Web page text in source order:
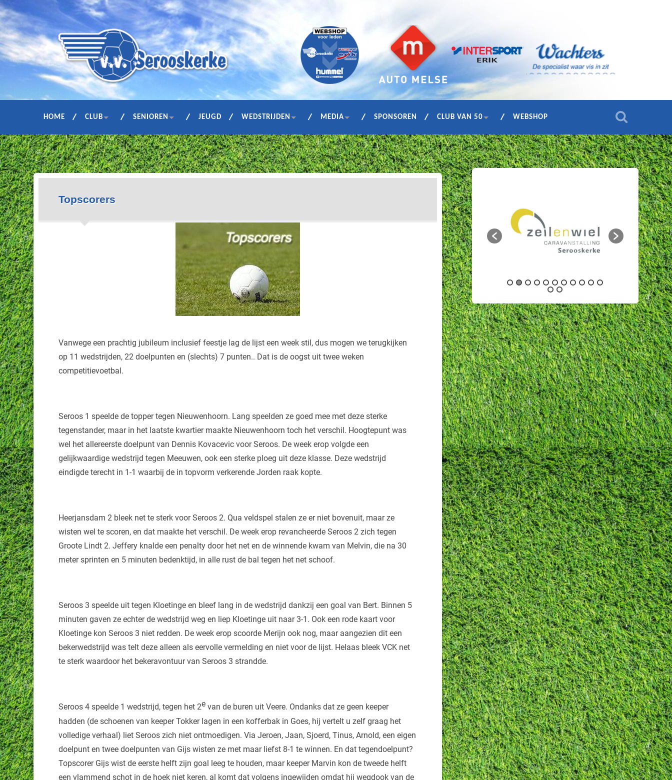
HOME CLUB SENIOREN JEUGD WEDSTRIJDEN MEDIA SPONSOREN CLUB VAN 50 WEBSHOP
Topscorers
Vanwege een prachtig jubileum inclusief feestje lag de lijst een week stil, dus mogen we terugkijken
op 11 wedstrijden, 22 doelpunten en (slechts) 7 punten.. Dat is de oogst uit twee weken
competitievoetbal.
Seroos 1 speelde de topper tegen Nieuwenhoorn. Lang speelden ze goed mee met deze sterke
tegenstander, maar in het laatste kwartier maakte Nieuwenhoorn toch het verschil. Hoogtepunt was
wel het allereerste doelpunt van Dennis Kovacevic voor Seroos. De week erop volgde een
gelijkwaardige wedstrijd tegen Meeuwen, ook een sterke ploeg uit deze klasse. Deze wedstrijd
eindigde terecht in 1-1 waarbij de in topvorm verkerende Jorden raak kopte.
Heerjansdam 2 bleek net te sterk voor Seroos 2. Qua veldspel stalen ze er niet bovenuit, maar ze
wisten wel te scoren, en dat maakte het verschil. De week erop revancheerde Seroos 2 zich tegen
Groote Lindt 2. Jeffery knalde een penalty door het net en de winnende kwam van Melvin, die na 30
meter sprinten en 5 minuten bedenktijd, in alle rust de bal tegen het net schoof.
Seroos 3 speelde uit tegen Kloetinge en bleef lang in de wedstrijd dankzij een goal van Bert. Binnen 5
minuten gaven ze echter de wedstrijd weg en liep Kloetinge uit naar 3-1. Ook een rode kaart voor
Kloetinge kon Seroos 3 niet redden. De week erop scoorde Merijn ook nog, maar aangezien dit een
bekerwedstrijd was telt deze alleen als eervolle vermelding en niet voor de lijst. Helaas bleek VCK net
te sterk waardoor het bekeravontuur van Seroos 3 strandde.
Seroos 4 speelde 1 wedstrijd, tegen het 2e van de buren uit Veere. Ondanks dat ze geen keeper
hadden (de schoenen van keeper Tokker lagen in een kofferbak in Goes, hij vertelt u zelf graag het
volledige verhaal) liet Seroos zich niet ontmoedigen. Via Jeroen, Jaan, Sjoerd, Tinus, Arnold, een eigen
doelpunt en twee doelpunten van Gijs wisten ze met maar liefst 8-1 te winnen. En dat tegendoelpunt?
Topscorer Gijs wist de eerste helft zijn goal leeg te houden, maar keeper Marvin kon de tweede helft
een vlammend schot in de hoek niet keren, al komt dat volgens ingewijden omdat hij wegdook van de